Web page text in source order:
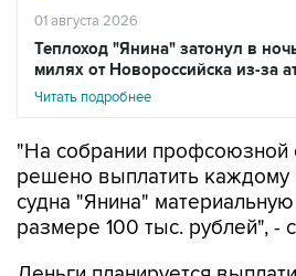
01 августа 2026
Теплоход "Янина" затонул в
милях от Новороссийска из-за
Читать подробнее
"На собрании профсоюзной
решено выплатить каждому
судна "Янина"
размере 100 тыс. рублей", -